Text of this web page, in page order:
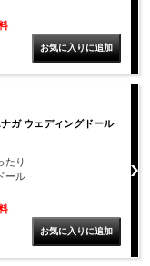
ガ ウェディングドール
たり
ール